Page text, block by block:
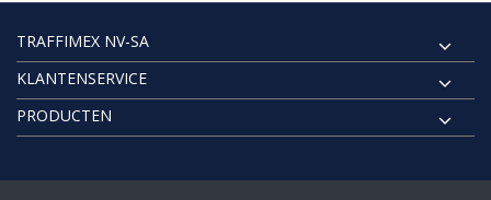
TRAFFIMEX NV-SA
KLANTENSERVICE
PRODUCTEN